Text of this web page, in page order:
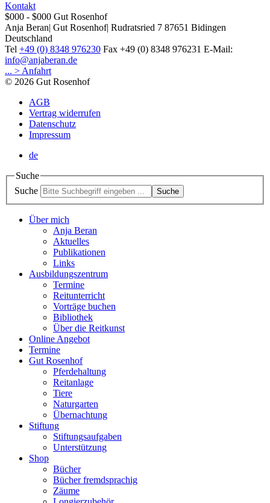
Kontakt
$000 - $000 Gut Rosenhof
Anja Beran| Gut Rosenhof| Rudratsried 7 87651 Bidingen
Deutschland
Tel +49 (0) 8348 976230 Fax +49 (0) 8348 976231 E-Mail:
info@anjaberan.de
... > Anfahrt
© 2026 Gut Rosenhof
AGB
Vertrag widerrufen
Datenschutz
Impressum
de
Suche
Suche
Suche
Über mich
Anja Beran
Aktuelles
Publikationen
Links
Ausbildungszentrum
Termine
Reitunterricht
Vorträge buchen
Bibliothek
Über die Reitkunst
Online Angebot
Termine
Gut Rosenhof
Pferdehaltung
Reitanlage
Tiere
Naturgarten
Übernachtung
Stiftung
Stiftungsaufgaben
Unterstützung
Shop
Bücher
Bücher fremdsprachig
Zäume